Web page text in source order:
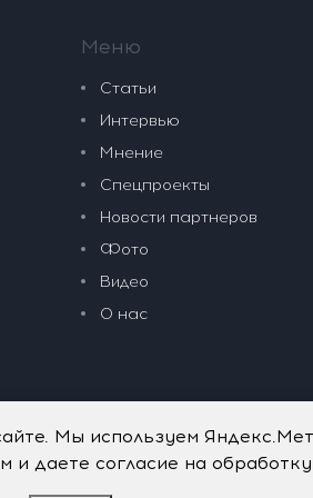
Меню
Статьи
Интервью
Мнение
Спецпроекты
Новости партнеров
Фото
Видео
О нас
Мы используем
и даете согласие на